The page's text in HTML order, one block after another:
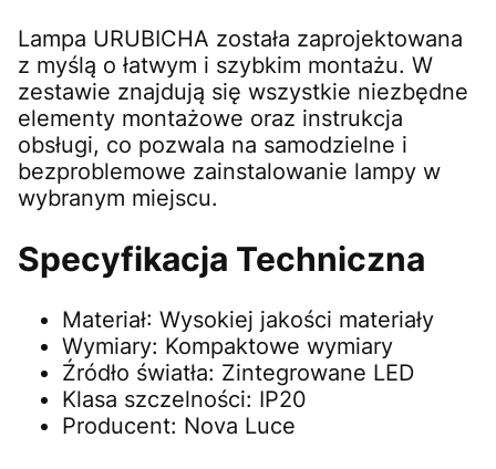
Lampa URUBICHA została zaprojektowana
z myślą o łatwym i szybkim montażu. W
zestawie znajdują się wszystkie niezbędne
elementy montażowe oraz instrukcja
obsługi, co pozwala na samodzielne i
bezproblemowe zainstalowanie lampy w
wybranym miejscu.
Specyfikacja Techniczna
Materiał: Wysokiej jakości materiały
Wymiary: Kompaktowe wymiary
Źródło światła: Zintegrowane LED
Klasa szczelności: IP20
Producent: Nova Luce